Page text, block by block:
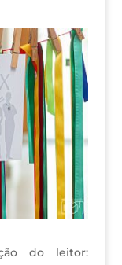
do leitor: